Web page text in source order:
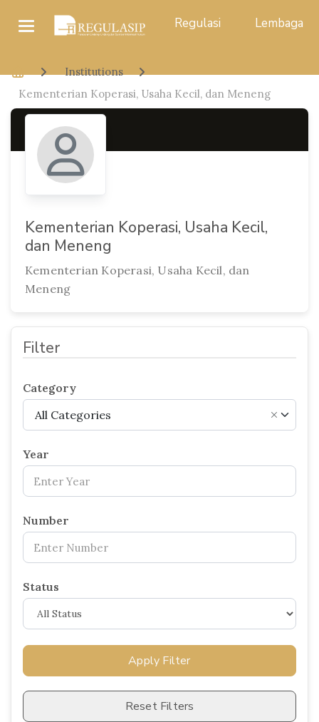
Regulasi Lembaga
Institutions
Kementerian Koperasi, Usaha Kecil, dan Meneng
Kementerian Koperasi, Usaha Kecil,
dan Meneng
Kementerian Koperasi, Usaha Kecil, dan
Meneng
Filter
Category
×
All Categories
Year
Number
Status
Apply Filter
Reset Filters